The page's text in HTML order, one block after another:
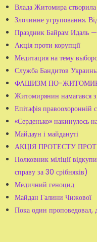
Влада Житомира
Злочинне угруповання.
Праздник Байрам Идаль
Акція проти корупції
Медитация на тему
Служба Бандитов
ФАШИЗМ ПО-
Житомирянин намагався
Епітафія правоохоронній
«Серденько» накинулось
Майдаун і майдануті
АКЦІЯ ПРОТЕСТУ
Полковник міліції
справу за 30 срібняків)
Медичний геноцид
Майдан Галини Чижової
Пока один проповедовал,